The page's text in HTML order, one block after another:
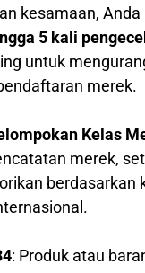
kesamaan, Anda
5 kali
untuk
merek.
Kelas
merek,
berdasarkan
: Produk atau